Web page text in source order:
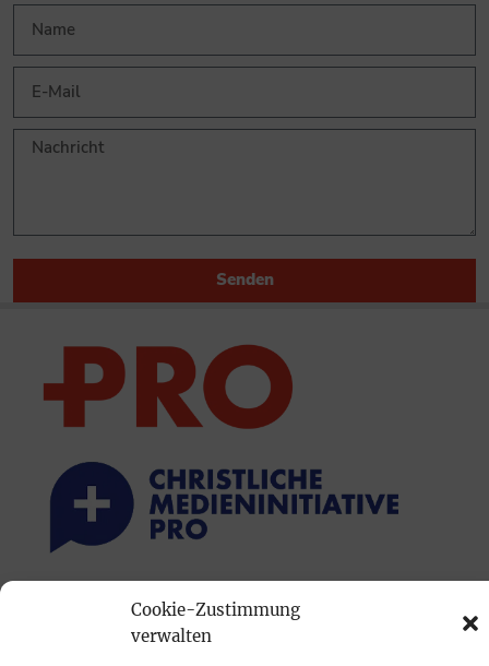
Cookie-Zustimmung
verwalten
Senden
PRINTAUSGABE
Mediadaten